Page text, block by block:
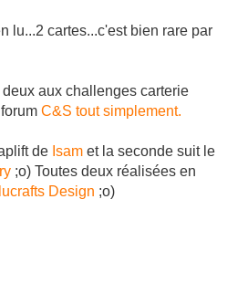
lu...2 cartes...c'est bien rare par
aux challenges carterie
C&S tout simplement.
de Isam et la seconde suit le
;o) Toutes deux réalisées en
Design ;o)